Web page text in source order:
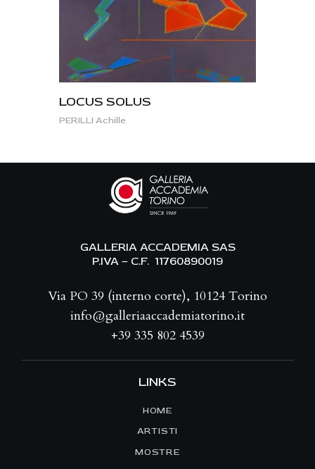
LOCUS SOLUS
PERILLI Achille
GALLERIA ACCADEMIA SAS
P.IVA – C.F. 11760890019
Via PO 39 (interno corte), 10124 Torino
info@galleriaaccademiatorino.it
+39 335 802 4539
LINKS
HOME
ARTISTI
MOSTRE